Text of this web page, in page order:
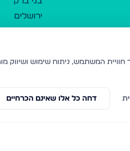
ירושלים
בית שמש
ביתר עילית
דחה כל אלו שאינם הכרחיים